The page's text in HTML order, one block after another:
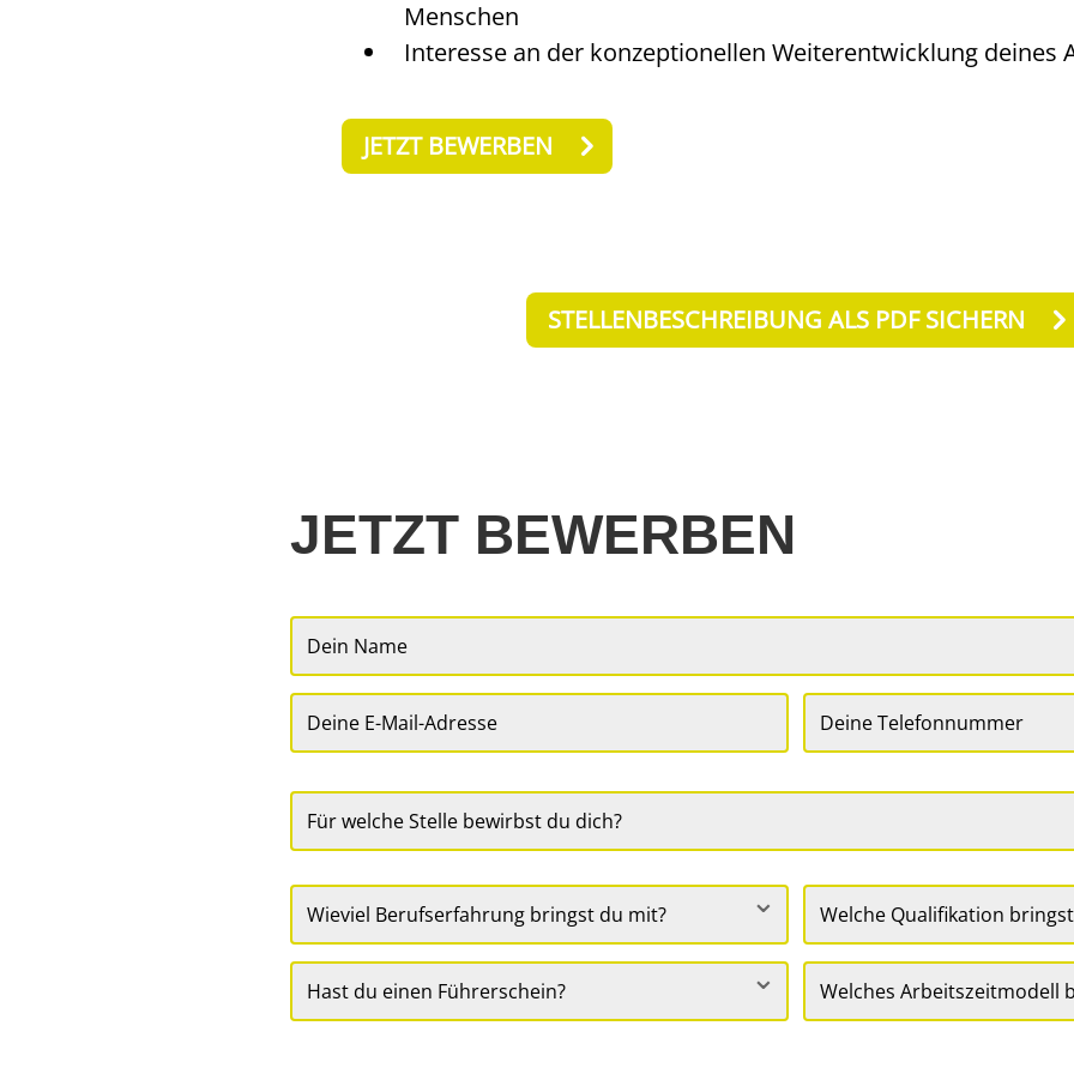
Menschen
Interesse an der konzeptionellen Weiterentwicklung deines
JETZT BEWERBEN
STELLENBESCHREIBUNG ALS PDF SICHERN
JETZT BEWERBEN